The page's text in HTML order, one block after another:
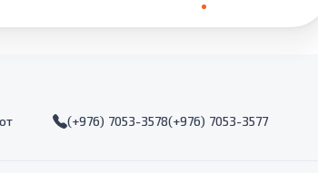
(+976) 7053-3578(+976) 7053-3577